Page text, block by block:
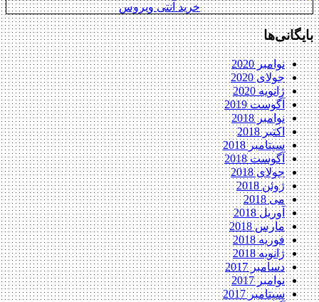
خرید آنتی ویروس
بایگانی‌ها
نوامبر 2020
جولای 2020
ژانویه 2020
آگوست 2019
نوامبر 2018
اکتبر 2018
سپتامبر 2018
آگوست 2018
جولای 2018
ژوئن 2018
می 2018
آوریل 2018
مارس 2018
فوریه 2018
ژانویه 2018
دسامبر 2017
نوامبر 2017
سپتامبر 2017